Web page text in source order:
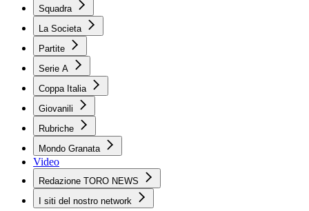
Squadra
La Societa
Partite
Serie A
Coppa Italia
Giovanili
Rubriche
Mondo Granata
Video
Redazione TORO NEWS
I siti del nostro network